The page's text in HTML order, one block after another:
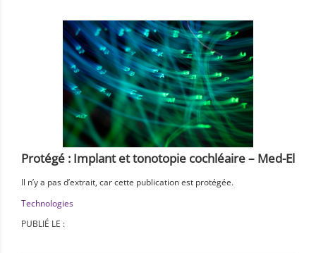
Protégé : Implant et tonotopie cochléaire – Med-El
Il n’y a pas d’extrait, car cette publication est protégée.
Technologies
PUBLIÉ LE :